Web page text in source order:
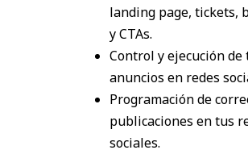
landing page, tickets,
y CTAs.
Control y ejecución de
anuncios en redes
Programación de
publicaciones en tus
sociales.